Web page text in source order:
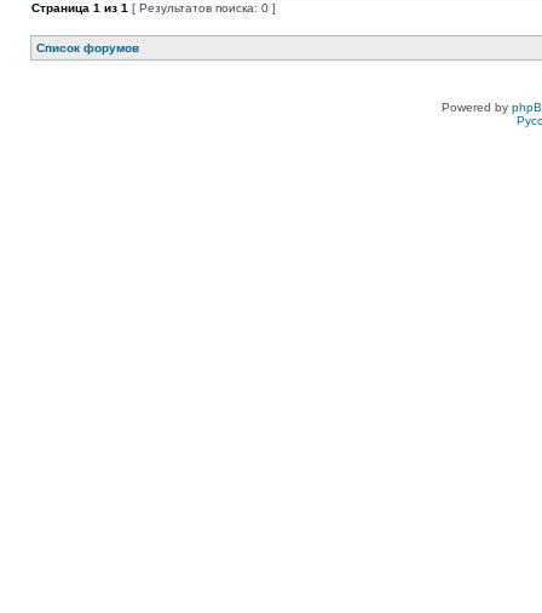
Страница 1 из 1 [ Результатов поиска: 0 ]
Список форумов
Powered by